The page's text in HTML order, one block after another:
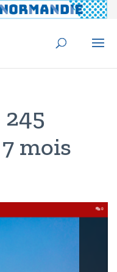
mois